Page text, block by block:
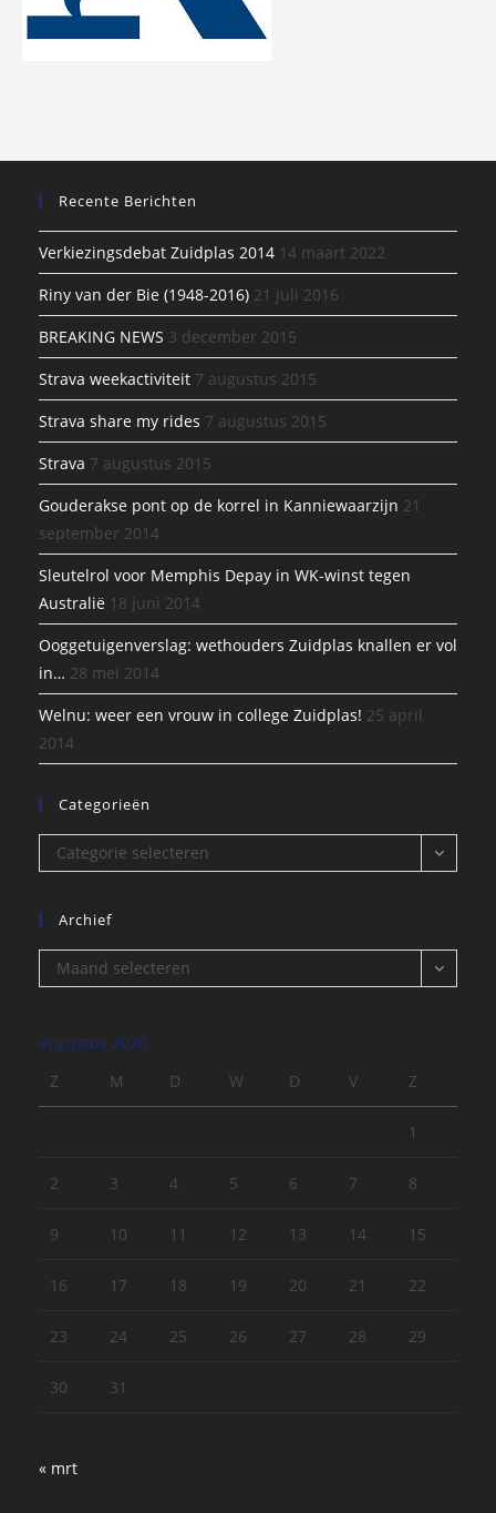
Recente Berichten
Verkiezingsdebat Zuidplas 2014 14 maart 2022
Riny van der Bie (1948-2016) 21 juli 2016
BREAKING NEWS 3 december 2015
Strava weekactiviteit 7 augustus 2015
Strava share my rides 7 augustus 2015
Strava 7 augustus 2015
Gouderakse pont op de korrel in Kanniewaarzijn 21
september 2014
Sleutelrol voor Memphis Depay in WK-winst tegen
Australië 18 juni 2014
Ooggetuigenverslag: wethouders Zuidplas knallen er vol
in… 28 mei 2014
Welnu: weer een vrouw in college Zuidplas! 25 april
2014
Categorieën
Categorieën
Categorie selecteren
Archief
Archief
Maand selecteren
augustus 2026
Z
M D W D V Z
1
2 3 4 5 6 7 8
9 10 11 12 13 14 15
16 17 18 19 20 21 22
23 24 25 26 27 28 29
30 31
« mrt